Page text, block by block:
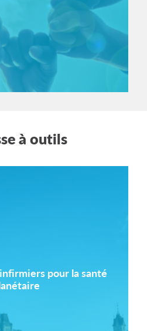
à outils
pour la santé